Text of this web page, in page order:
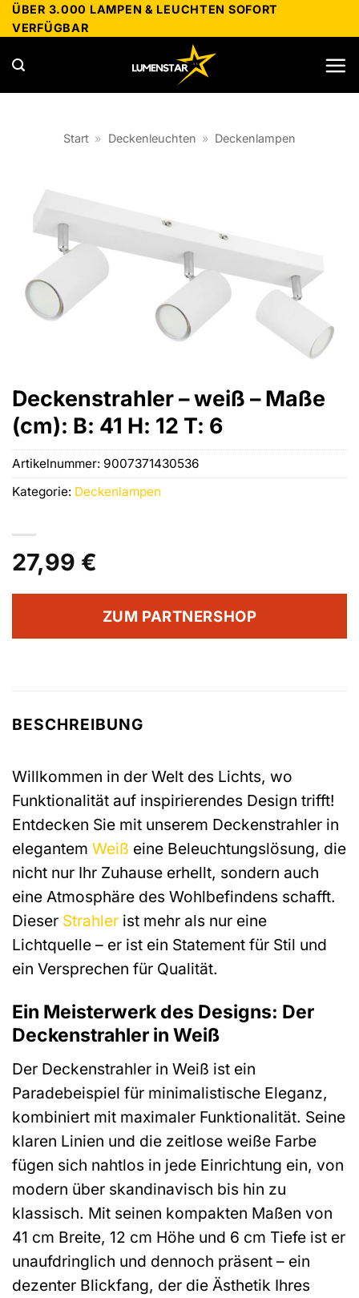
Zum
Inhalt
springen
ÜBER 3.000 LAMPEN & LEUCHTEN SOFORT
VERFÜGBAR
Start » Deckenleuchten » Deckenlampen
Deckenstrahler – weiß – Maße
(cm): B: 41 H: 12 T: 6
27,99 €
ZUM PARTNERSHOP
Artikelnummer: 9007371430536
Kategorie: Deckenlampen
BESCHREIBUNG
Willkommen in der Welt des Lichts, wo
Funktionalität auf inspirierendes Design trifft!
Entdecken Sie mit unserem Deckenstrahler in
elegantem Weiß eine Beleuchtungslösung, die
nicht nur Ihr Zuhause erhellt, sondern auch
eine Atmosphäre des Wohlbefindens schafft.
Dieser Strahler ist mehr als nur eine
Lichtquelle – er ist ein Statement für Stil und
ein Versprechen für Qualität.
Ein Meisterwerk des Designs: Der
Deckenstrahler in Weiß
Der Deckenstrahler in Weiß ist ein
Paradebeispiel für minimalistische Eleganz,
kombiniert mit maximaler Funktionalität. Seine
klaren Linien und die zeitlose weiße Farbe
fügen sich nahtlos in jede Einrichtung ein, von
modern über skandinavisch bis hin zu
klassisch. Mit seinen kompakten Maßen von
41 cm Breite, 12 cm Höhe und 6 cm Tiefe ist er
unaufdringlich und dennoch präsent – ein
dezenter Blickfang, der die Ästhetik Ihres